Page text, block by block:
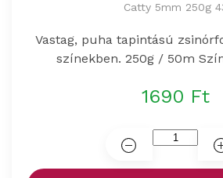
Catty 5mm 250g
Vastag, puha tapintású
színekben. 250g / 50m
1690 Ft